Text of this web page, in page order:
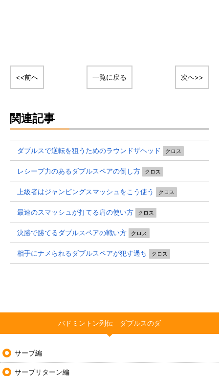
<<前へ 一覧に戻る 次へ>>
関連記事
ダブルスで逆転を狙うためのラウンドザヘッド クロス
レシーブ力のあるダブルスペアの倒し方 クロス
上級者はジャンピングスマッシュをこう使う クロス
最速のスマッシュが打てる肩の使い方 クロス
決勝で勝てるダブルスペアの戦い方 クロス
相手にナメられるダブルスペアが犯す過ち クロス
バドミントン列伝 ダブルスのダ
サーブ編
サーブリターン編